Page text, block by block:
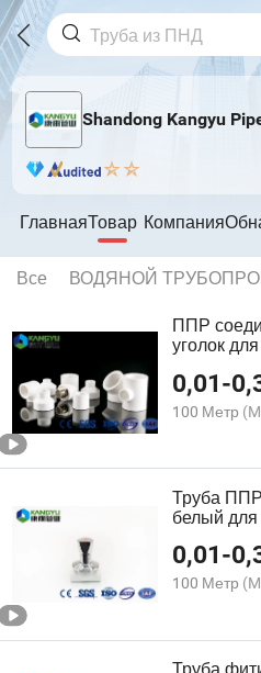
Shandong Kangyu
ГлавнаяТовар Компания
Все ВОДЯНОЙ
ППР
уголок
0,01-
100 Метр
Труба
белый
0,01-
100 Метр